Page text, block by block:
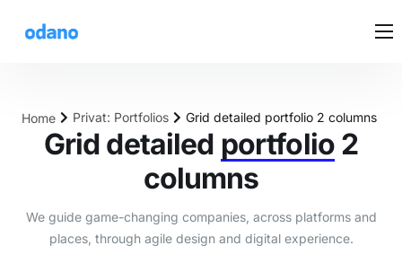
KUNDENSTIMMEN
Home Privat: Portfolios Grid detailed portfolio 2 columns
Grid detailed portfolio2
columns
We guide game-changing companies, across platforms and
places, through agile design and digital experience.